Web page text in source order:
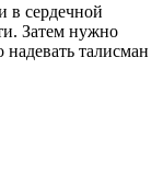
в сердечной
Затем нужно
талисман